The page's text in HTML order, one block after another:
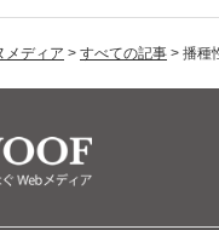
メディア > すべての記事 > 播種